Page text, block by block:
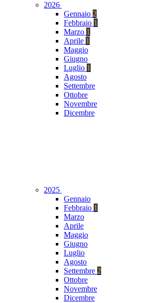
2026
Gennaio 2
Febbraio 1
Marzo 1
Aprile 1
Maggio
Giugno
Luglio 1
Agosto
Settembre
Ottobre
Novembre
Dicembre
2025
Gennaio
Febbraio 1
Marzo
Aprile
Maggio
Giugno
Luglio
Agosto
Settembre 2
Ottobre
Novembre
Dicembre